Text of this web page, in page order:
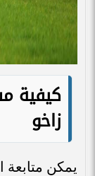
كيفية
زاخو
يمكن متابعة